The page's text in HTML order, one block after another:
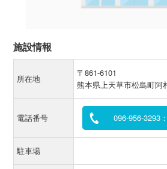
施設情報
所在地
〒861-6101
熊本県上天草市松島町阿
電話番号 096-956-3293
駐車場